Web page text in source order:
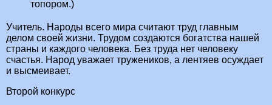
топором.)
Учитель. Народы всего мира считают труд главным
делом своей жизни. Трудом создаются богатства нашей
страны и каждого человека. Без труда нет человеку
счастья. Народ уважает тружеников, а лентяев осуждает
и высмеивает.
Второй конкурс